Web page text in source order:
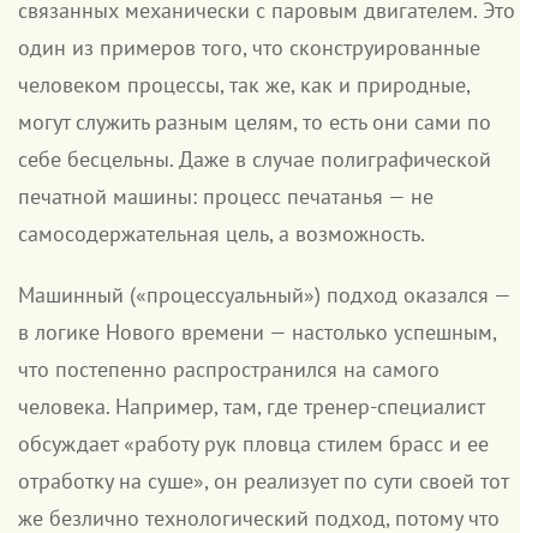
связанных механически с паровым двигателем. Это
один из примеров того, что сконструированные
человеком процессы, так же, как и природные,
могут служить разным целям, то есть они сами по
себе бесцельны. Даже в случае полиграфической
печатной машины: процесс печатанья — не
самосодержательная цель, а возможность.
Машинный («процессуальный») подход оказался —
в логике Нового времени — настолько успешным,
что постепенно распространился на самого
человека. Например, там, где тренер-специалист
обсуждает «работу рук пловца стилем брасс и ее
отработку на суше», он реализует по сути своей тот
же безлично технологический подход, потому что